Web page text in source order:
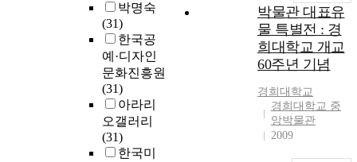
박명숙
(31)
한국공
예·디자인
문화진흥원
(31)
아라리
오갤러리
(31)
한국미
박물관 대표유
물 특별전 : 경
희대학교 개교
60주년 기념
경희대학교
경희대학교 중
앙박물관
2009